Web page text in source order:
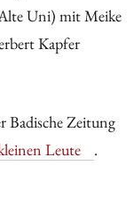
Uni) mit Meike
Kapfer
Badische Zeitung
Leute .